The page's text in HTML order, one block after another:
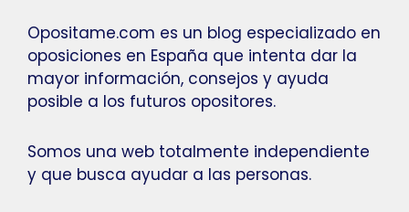
Opositame.com es un blog especializado en
oposiciones en España que intenta dar la
mayor información, consejos y ayuda
posible a los futuros opositores.
Somos una web totalmente independiente
y que busca ayudar a las personas.